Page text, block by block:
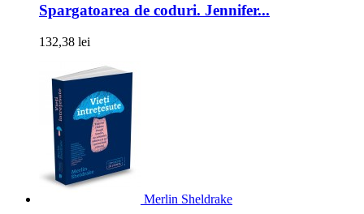
Spargatoarea de coduri. Jennifer...
132,38 lei
Merlin Sheldrake